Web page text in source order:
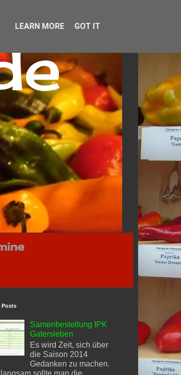
Posts
Samenbestellung IPK
Gatersleben
Es wird Zeit, sich über
die Saison 2014
Gedanken zu machen.
LEARN MORE GOT IT